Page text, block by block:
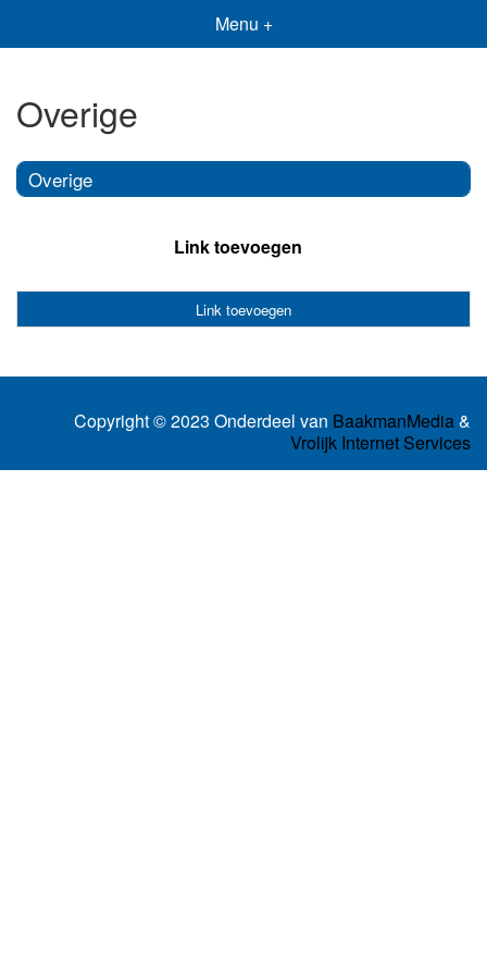
Menu +
Overige
Overige
Link toevoegen
Link toevoegen
Copyright © 2023 Onderdeel van BaakmanMedia&
Vrolijk Internet Services